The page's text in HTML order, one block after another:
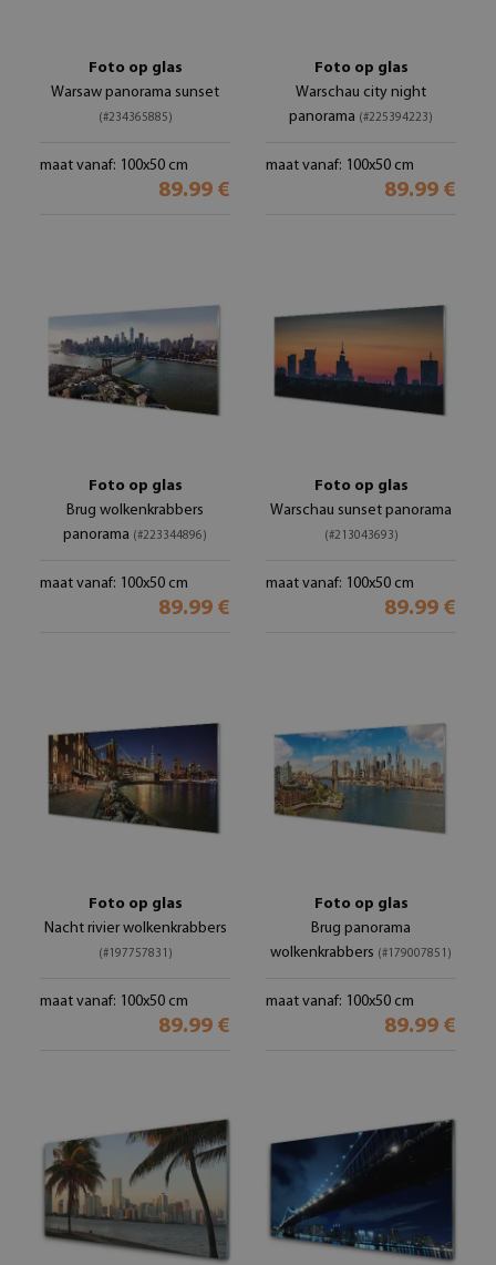
Foto op glas
Warsaw panorama sunset
(#234365885)
maat vanaf: 100x50 cm
89.99 €
Foto op glas
Warschau city night
panorama (#225394223)
maat vanaf: 100x50 cm
89.99 €
Foto op glas
Brug wolkenkrabbers
panorama (#223344896)
maat vanaf: 100x50 cm
89.99 €
Foto op glas
Warschau sunset panorama
(#213043693)
maat vanaf: 100x50 cm
89.99 €
Foto op glas
Nacht rivier wolkenkrabbers
(#197757831)
maat vanaf: 100x50 cm
89.99 €
Foto op glas
Brug panorama
wolkenkrabbers (#179007851)
maat vanaf: 100x50 cm
89.99 €